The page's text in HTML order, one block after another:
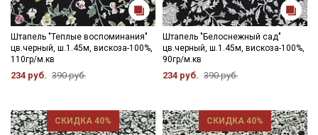
Штапель "Теплые воспоминания"
цв.черный, ш.1.45м, вискоза-100%,
110гр/м.кв
234 руб. 390 руб.
Штапель "Белоснежный сад"
цв.черный, ш.1.45м, вискоза-100%,
90гр/м.кв
234 руб. 390 руб.
СКИДКА 40% СКИДКА 40%